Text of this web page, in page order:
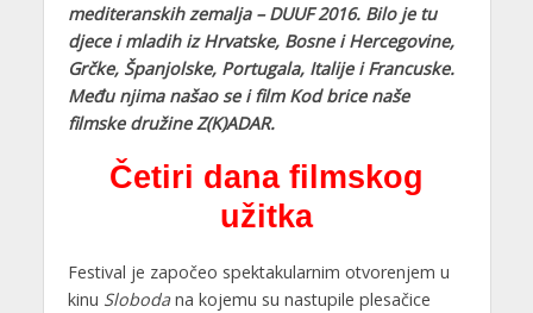
mediteranskih zemalja – DUUF 2016. Bilo je tu
djece i mladih iz Hrvatske, Bosne i Hercegovine,
Grčke, Španjolske, Portugala, Italije i Francuske.
Među njima našao se i film Kod brice naše
filmske družine Z(K)ADAR.
Četiri dana filmskog
užitka
Festival je započeo spektakularnim otvorenjem u
kinu Slobodana kojemu su nastupile plesačice